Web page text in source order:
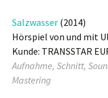
Salzwasser (2014)
Hörspiel von und mit
Kunde: TRANSSTAR
Aufnahme, Schnitt,
Mastering